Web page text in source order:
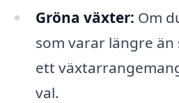
Gröna växter: Om
som varar längre
ett
val.